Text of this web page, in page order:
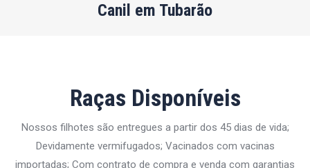
Canil em Tubarão
Raças Disponíveis
Nossos filhotes são entregues a partir dos 45 dias de vida;
Devidamente vermifugados; Vacinados com vacinas
importadas; Com contrato de compra e venda com garantias